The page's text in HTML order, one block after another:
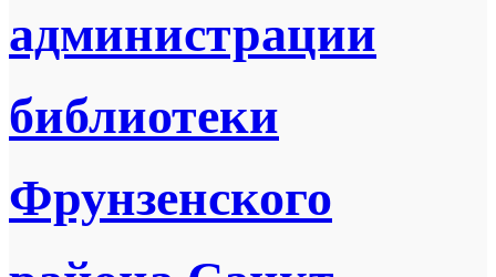
администрации
библиотеки
Фрунзенского